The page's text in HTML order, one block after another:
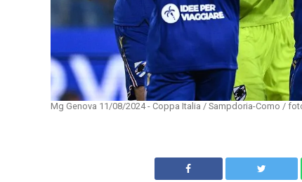
Mg Genova 11/08/2024 - Coppa Italia / Sampdoria-Como /